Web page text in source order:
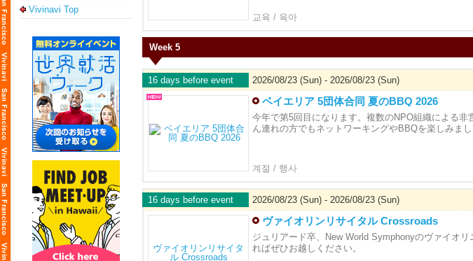
Vivinavi Top
교육 / 육아
Week 5
16 days before event 2026/08/23 (Sun) - 2026/08/23 (Sun)
ベイエリア 5団体合同 夏のBBQ 2026
今年で第5回目になります。複数のNPO組織による
ん連れの方でもネットワーキングやBBQを楽しみまし
계절 / 행사
16 days before event 2026/08/23 (Sun) - 2026/08/23 (Sun)
ヴァイオリンリサイタル Crossroads
ジュリアード卒、New World Symphonyのヴァイオ
ればぜひお越しください。